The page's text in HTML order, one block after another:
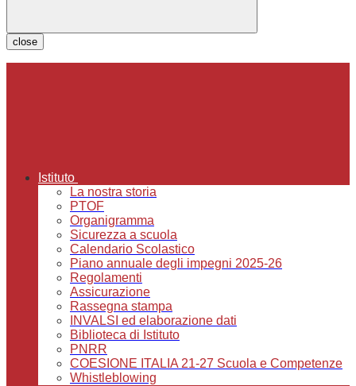
close
Istituto
La nostra storia
PTOF
Organigramma
Sicurezza a scuola
Calendario Scolastico
Piano annuale degli impegni 2025-26
Regolamenti
Assicurazione
Rassegna stampa
INVALSI ed elaborazione dati
Biblioteca di Istituto
PNRR
COESIONE ITALIA 21-27 Scuola e Competenze
Whistleblowing